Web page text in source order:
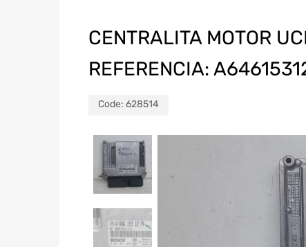
CENTRALITA MOTOR
REFERENCIA:
Code: 628514